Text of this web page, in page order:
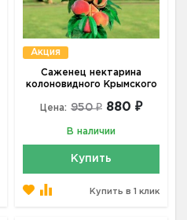
Акция
Саженец нектарина
колоновидного Крымского
Цена: 950 ₽ 880 ₽
В наличии
Купить
Купить в 1 клик